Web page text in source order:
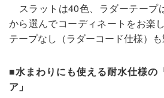
スラットは40色、ラダーテープ
から選んでコーディネートをお楽
テープなし（ラダーコード仕様）も
■水まわりにも使える耐水仕様の
ア」